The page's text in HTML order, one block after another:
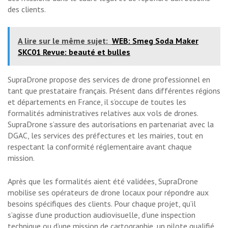
des clients.
A lire sur le même sujet: WEB: Smeg Soda Maker
SKC01 Revue: beauté et bulles
SupraDrone propose des services de drone professionnel en
tant que prestataire français. Présent dans différentes régions
et départements en France, il s’occupe de toutes les
formalités administratives relatives aux vols de drones.
SupraDrone s’assure des autorisations en partenariat avec la
DGAC, les services des préfectures et les mairies, tout en
respectant la conformité réglementaire avant chaque
mission.
Après que les formalités aient été validées, SupraDrone
mobilise ses opérateurs de drone locaux pour répondre aux
besoins spécifiques des clients. Pour chaque projet, qu’il
s’agisse d’une production audiovisuelle, d’une inspection